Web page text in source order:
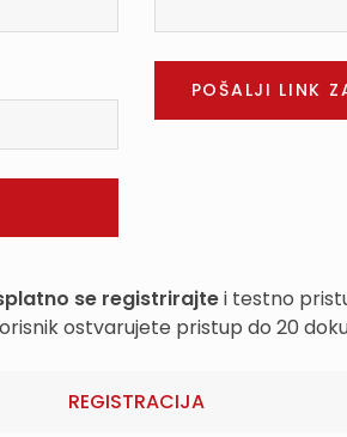
se registrirajtei testno
ostvarujete pristup do 20
REGISTRACIJA